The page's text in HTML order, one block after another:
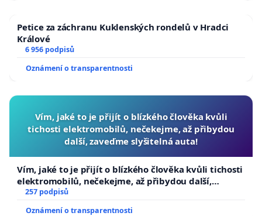
Petice za záchranu Kuklenských rondelů v Hradci
Králové
6 956 podpisů
Oznámení o transparentnosti
Vím, jaké to je přijít o blízkého člověka kvůli
tichosti elektromobilů, nečekejme, až přibydou
další, zaveďme slyšitelná auta!
Vím, jaké to je přijít o blízkého člověka kvůli tichosti
elektromobilů, nečekejme, až přibydou další,
zaveďme slyšitelná auta!
257 podpisů
Oznámení o transparentnosti